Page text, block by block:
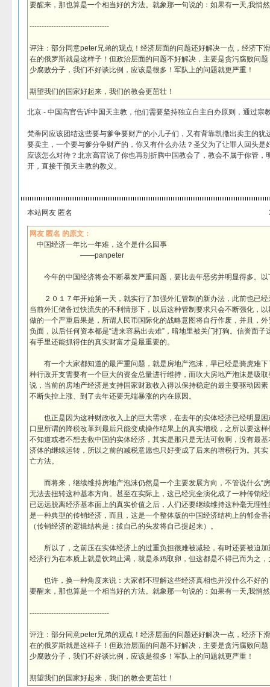
要醒来，那也算是一个相当好的方法。就象那一句说的：如果有一天,我悄
---------------------------------
评注：部分同意peter兄弟的观点！经济层面的问题还好解决一点，经济下
在的俄罗斯就是这样子！但政治层面的问题不好解决，主要是贪污腐败问
少腐败分子，我们不好谈比例，应该是很多！军队上的问题就更严重！
期望我们的国家好起来，我们的教会更茁壮！
北京 - 中国高官告诉中国天主教，他们需要坚持独立自主自办原则，通过宗
梵蒂冈应该团结这些要与爹争要财产的小儿子们，又有背靠凯撒出卖主的犹
要卖主，一个要与爹分争财产的，你又有什么办法？圣父为了让罪人回头是
应该怎么对待？北京高官说了你也再别折腾中国教会了，教会不属于你管，
开，直接干预天主教的教义。
本站网友 匿名
网友 匿名 的原文：
中国经济一年比一年难，这个是什么回事
——panpeter
今年的中国经济将会不断暴发严重问题，要比去年恶劣并明显得多。以
２０１７年开始第一天，就实行了加强外汇管制的新办法，此前也已经
当前外汇储备过快流失的不利情形下，以后这种管制要求只会不断强化，
做的一个严重后果是，所谓人民币国际化的战略意图将自行作废，并且，
负面，以后任何资本都是“进来容易出去难”，暗地里被关门打狗。信誉面
有手里还能抓得住的真实财富才是最重要的。
有一个大家都知道的最严重问题，就是房地产泡沫，早已经是骑虎难下
种行政开支需要有一个巨大的资金总量进行维持，而吹大房地产泡沫是吸
说，当前的房地产经济是支持国家财政收入得以保持稳定的最主要驱动因
不断失控上涨、到了去年还要无端暴涨的内在原因。
也正是因为这种财政收入上的巨大需求，在去年的实体经济已经明显困
口里所谓的降税改革到最后只能变成操作结果上的真实增税，之所以要这
不知道或者不想去救中国的实体经济，其实是那只是无法可救啊，没有最
济体的继续运转，所以之前的减税意愿也只好变成了后来的增税行为。其
亡方法。
而将来，继续维持房地产泡沫仍然是一个主要发展方向，不管说什么“
无法去扭转这种基本方向。甚至在实际上，这已经完全演化成了一种传销
已远远脱离经济基本面上的真实价值之后，人们还要继续维持这种毫无理
是一种典型的传销经济，而且，这是一个整体版的中国经济结构上的郁金
（传销经济的逻辑结构是：拔自己的头发将自己提起来）。
所以了，之前压在实体经济上的过重负担很难被减轻，有时还要被迫加
经济行为在本质上就是饮鸩止渴，就是杀鸡取卵，但这都是不得已而为之
也许，换一种角度来说：大家都不理解这些经济真相也并没什么不好的
要醒来，那也算是一个相当好的方法。就象那一句说的：如果有一天,我悄
---------------------------------
评注：部分同意peter兄弟的观点！经济层面的问题还好解决一点，经济下
在的俄罗斯就是这样子！但政治层面的问题不好解决，主要是贪污腐败问
少腐败分子，我们不好谈比例，应该是很多！军队上的问题就更严重！
期望我们的国家好起来，我们的教会更茁壮！